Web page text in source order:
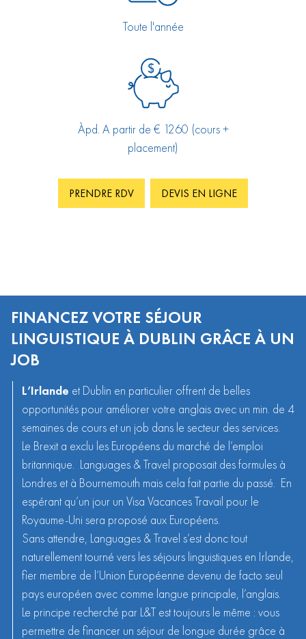
Toute l'année
Àpd. A partir de € 1260 (cours +
placement)
PRENDRE RDV DEVIS EN LIGNE
FINANCEZ VOTRE SÉJOUR
LINGUISTIQUE À DUBLIN GRÂCE À UN
JOB
L’Irlande et Dublin en particulier offrent de belles
opportunités pour améliorer votre anglais avec un min. de 4
semaines de cours et un job dans le secteur des services.
Le Brexit a exclu les Européens du marché de l’emploi
britannique. Languages & Travel proposait des formules à
Londres et à Bournemouth mais cela fait partie du passé. En
espérant qu’un jour un Visa Vacances Travail pour le
Royaume-Uni sera proposé aux Européens.
Sans attendre, Languages & Travel s’est donc tout
naturellement tourné vers lesséjours linguistiques en Irlande,
fier membre de l’Union Européenne devenu de facto seul
pays européen avec comme langue principale, l’anglais.
Le principe recherché par L&T est toujours le même : vous
permettre de financer un séjour de longue durée grâce à